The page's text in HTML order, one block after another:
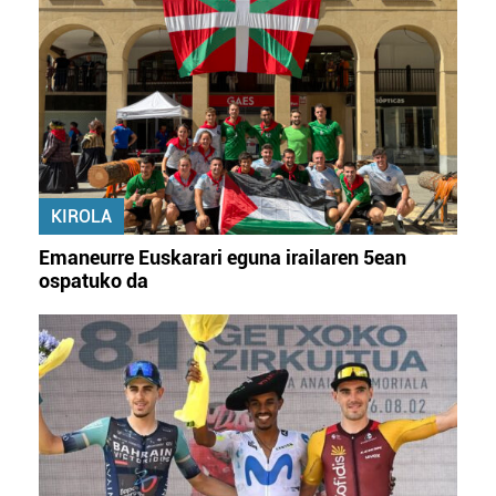
KIROLA
Emaneurre Euskarari eguna irailaren 5ean
ospatuko da